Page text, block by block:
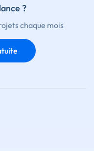
?
chaque mois